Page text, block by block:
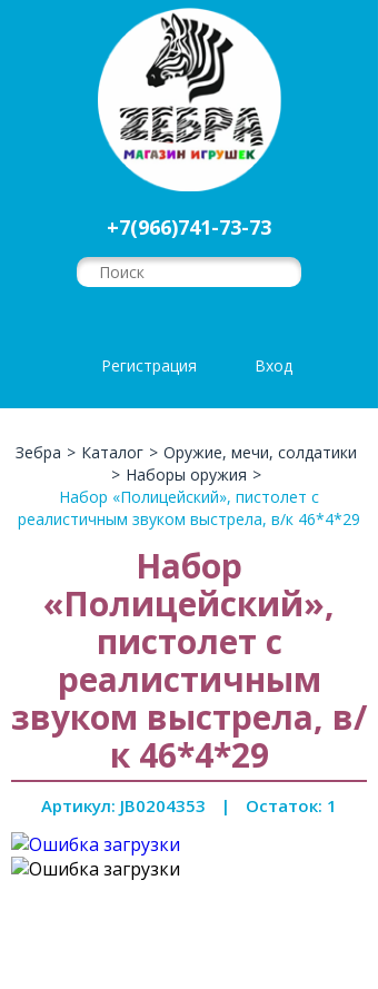
+7(966)741-73-73
Регистрация Вход
Зебра > Каталог > Оружие, мечи, солдатики
> Наборы оружия >
Набор «Полицейский», пистолет с
реалистичным звуком выстрела, в/к 46*4*29
Набор
«Полицейский»,
пистолет с
реалистичным
звуком выстрела, в/
к 46*4*29
Артикул: JB0204353 | Остаток: 1